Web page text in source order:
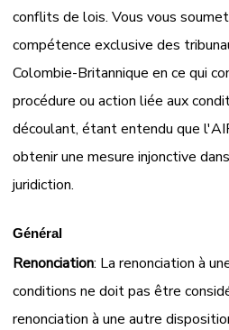
conflits de lois. Vous vous
compétence exclusive des
Colombie-Britannique en ce qui
procédure ou action liée aux
découlant, étant entendu que
obtenir une mesure injonctive
juridiction.
Général
Renonciation: La renonciation à
conditions ne doit pas être
renonciation à une autre